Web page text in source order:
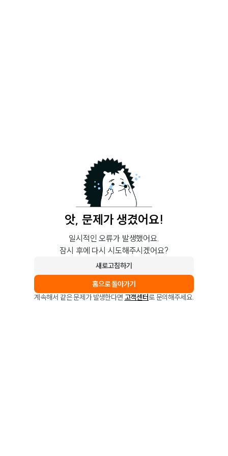
앗, 문제가 생겼어요!
일시적인 오류가 발생했어요.
잠시 후에 다시 시도해주시겠어요?
새로고침하기
홈으로 돌아가기
계속해서 같은 문제가 발생한다면 고객센터로 문의해주세요.